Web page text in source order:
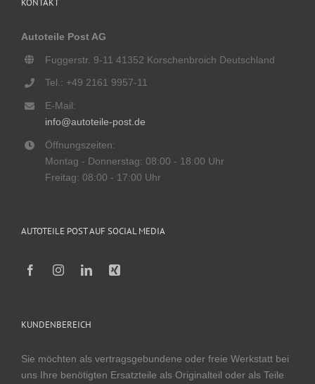
Autoteile Post AG
Fuggerstr. 9-11 41352 Korschenbroich Deutschland
Tel.: +49 2161 9957-11
E-Mail:
info@autoteile-post.de
Öffnungszeiten:
Montag - Donnerstag: 08:00 - 18:00 Uhr
Freitag: 08:00 - 17:00 Uhr
AUTOTEILE POST AUF SOCIAL MEDIA
KUNDENBEREICH
Sie möchten als vertragsgebundene oder freie Werkstatt bei
uns Ihre benötigten Ersatzteile als Originalteil oder als Teile